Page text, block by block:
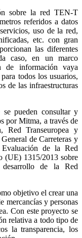
sobre la red TEN-T
referidos a datos
uso de la red,
etc. con gran
las diferentes
caso, en un marco
de información vaya
todos los usuarios,
de las infraestructuras
pueden consultar y
por Mitma, a través de
Red Transeuropea y
de Carreteras y
de la Red
(UE) 1315/2013 sobre
de la Red
objetivo el crear una
mercancías y personas
Con este proyecto se
relativa a todo tipo de
la transparencia, los